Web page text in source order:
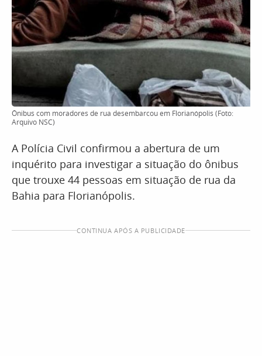
Ônibus com moradores de rua desembarcou em Florianópolis (Foto:
Arquivo NSC)
A Polícia Civil confirmou a abertura de um
inquérito para investigar a situação do ônibus
que trouxe 44 pessoas em situação de rua da
Bahia para Florianópolis.
CONTINUA APÓS A PUBLICIDADE